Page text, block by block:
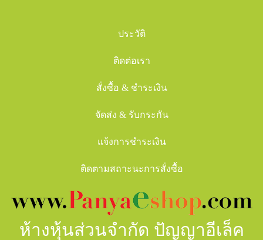
ประวัติ
ติดต่อเรา
สั่งซื้อ & ชำระเงิน
จัดส่ง & รับกระกัน
แจ้งการชำระเงิน
ติดตามสถาะนะการสั่งซื้อ
ห้างหุ้นส่วนจำกัด ปัญญาอีเล็ค